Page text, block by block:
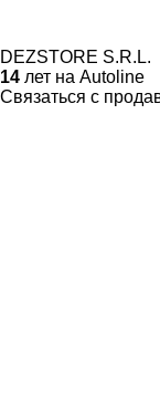
DEZSTORE S.R.L.
14 лет на Autoline
Связаться с